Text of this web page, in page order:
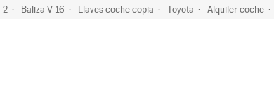
2 Baliza V-16 Llaves coche copia Toyota Alquiler coche